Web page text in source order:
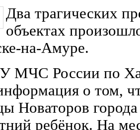
Два трагических
объектах
на-Амуре.
МЧС России по
о том,
Новаторов
ребёнок. На